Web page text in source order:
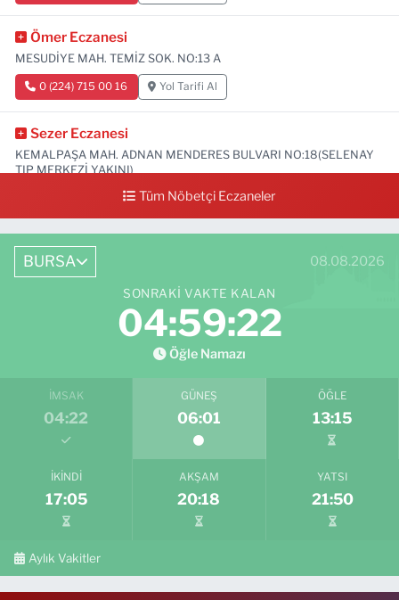
Ömer Eczanesi
MESUDİYE MAH. TEMİZ SOK. NO:13 A
0 (224) 715 00 16 Yol Tarifi Al
Sezer Eczanesi
KEMALPAŞA MAH. ADNAN MENDERES BULVARI NO:18(SELENAY
TIP MERKEZİ YAKINI)
0 (224) 711 64 49 Yol Tarifi Al
Tüm Nöbetçi Eczaneler
BURSA 08.08.2026
SONRAKI VAKTE KALAN
04:59:21
Öğle Namazı
İMSAK
04:22
GÜNEŞ
06:01
ÖĞLE
13:15
İKINDI
17:05
AKŞAM
20:18
YATSI
21:50
Aylık Vakitler